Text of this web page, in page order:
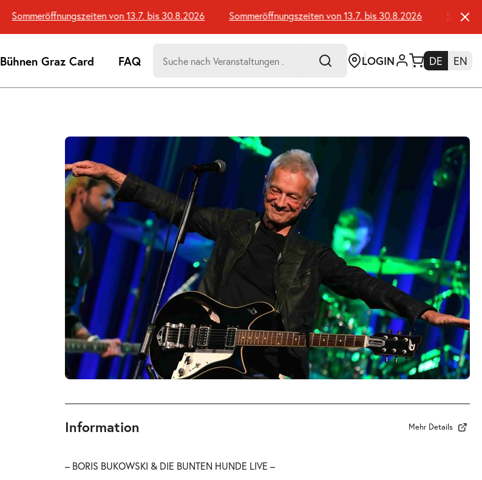
Sommeröffnungszeiten von 13.7. bis 30.8.2026 Sommeröffnungszeiten von 13.7. bis 30.8.2026
Bühnen Graz Card FAQ
nach:
Anspringen
LOGIN DE EN
Information Mehr Details
– BORIS BUKOWSKI & DIE BUNTEN HUNDE LIVE –